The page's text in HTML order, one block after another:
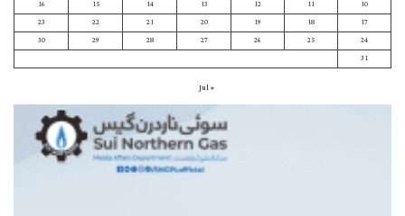
10
11
12
13
14
15
16
17
18
19
20
21
22
23
24
25
26
27
28
29
30
31
« Jul